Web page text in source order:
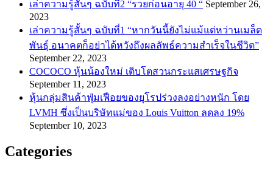
เล่าความรู้สั้นๆ ฉบับที่2 “รวยก่อนอายุ 40 “ September 26,
2023
เล่าความรู้สั้นๆ ฉบับที่1 “หากวันนี้ยังไม่แม้แต่หว่านเมล็ด
พันธ์ุ อนาคตก็อย่าได้หวังถึงผลลัพธ์ความสำเร็จในชีวิต”
September 22, 2023
COCOCO หุ้นน้องใหม่ เติบโตสวนกระแสเศรษฐกิจ
September 11, 2023
หุ้นกลุ่มสินค้าฟุ่มเฟือยของยุโรปร่วงลงอย่างหนัก โดย
LVMH ซึ่งเป็นบริษัทแม่ของ Louis Vuitton ลดลง 19%
September 10, 2023
Categories